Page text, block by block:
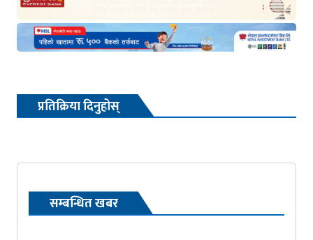
प्रतिक्रिया दिनुहोस्
सम्बन्धित खबर